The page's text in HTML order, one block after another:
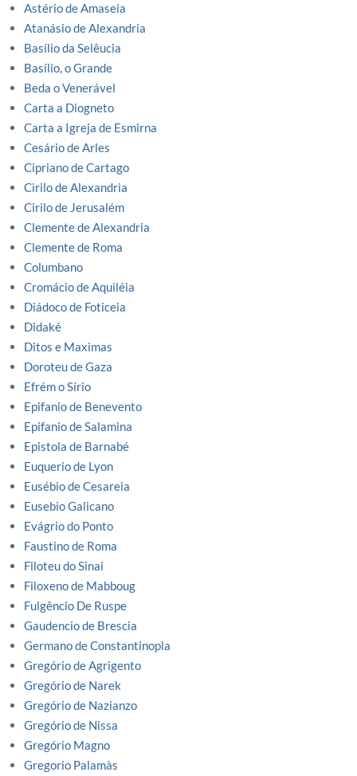
Astério de Amaseia
Atanásio de Alexandria
Basílio da Selêucia
Basílio, o Grande
Beda o Venerável
Carta a Diogneto
Carta a Igreja de Esmirna
Cesário de Arles
Cipriano de Cartago
Cirilo de Alexandria
Cirilo de Jerusalém
Clemente de Alexandria
Clemente de Roma
Columbano
Cromácio de Aquiléia
Diádoco de Foticeia
Didaké
Ditos e Maximas
Doroteu de Gaza
Efrém o Sírio
Epifanio de Benevento
Epifanio de Salamina
Epistola de Barnabé
Euquerio de Lyon
Eusébio de Cesareia
Eusebio Galicano
Evágrio do Ponto
Faustino de Roma
Filoteu do Sinai
Filoxeno de Mabboug
Fulgêncio De Ruspe
Gaudencio de Brescia
Germano de Constantinopla
Gregório de Agrigento
Gregório de Narek
Gregório de Nazianzo
Gregório de Nissa
Gregório Magno
Gregorio Palamàs